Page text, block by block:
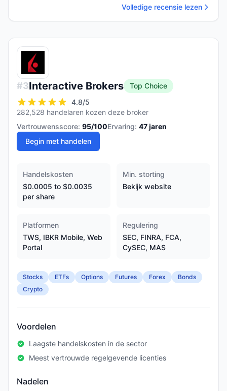
Volledige recensie lezen
#3Interactive Brokers
Top Choice
4.8/5
282,528 handelaren kozen deze broker
Vertrouwensscore: 95/100Ervaring: 47jaren
Begin met handelen
Handelskosten
$0.0005 to $0.0035
per share
Min. storting
Bekijk website
Platformen
TWS, IBKR Mobile, Web
Portal
Regulering
SEC, FINRA, FCA,
CySEC, MAS
Stocks ETFs Options Futures Forex
Bonds
Crypto
Voordelen
Laagste handelskosten in de sector
Meest vertrouwde regelgevende licenties
Nadelen